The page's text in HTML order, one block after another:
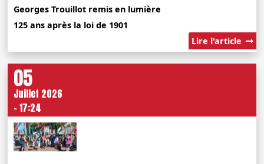
Georges Trouillot remis en lumière
125 ans après la loi de 1901
Lire l'article
05
Juillet 2026
- 17:24